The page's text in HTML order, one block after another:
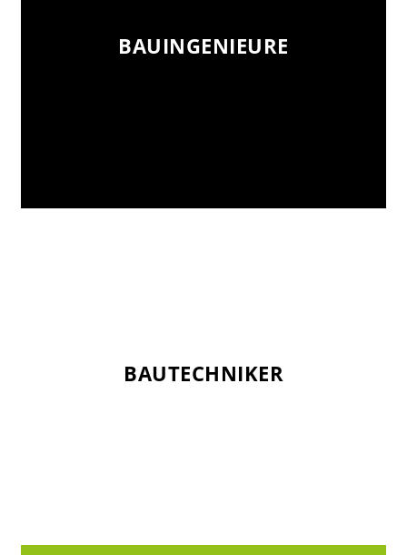
BAUINGENIEURE
BAUINGENIEURE
BAUTECHNIKER
BAUTECHNIKER